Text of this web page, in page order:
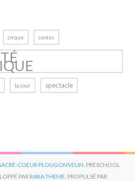
cirque contes
la cour spectacle
COEUR PLOUGONVELIN. PRESCHOOL
PARRARA THEME. PROPULSÉ PAR